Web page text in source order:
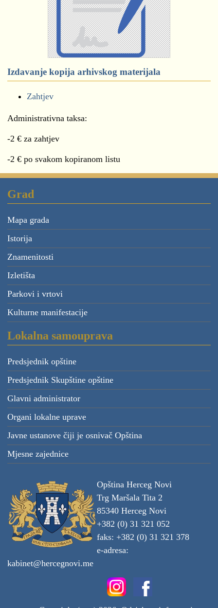
Izdavanje kopija arhivskog materijala
Zahtjev
Administrativna taksa:
-2 € za zahtjev
-2 € po svakom kopiranom listu
Grad
Mapa grada
Istorija
Znamenitosti
Izletišta
Parkovi i vrtovi
Kulturne manifestacije
Lokalna samouprava
Predsjednik opštine
Predsjednik Skupštine opštine
Glavni administrator
Organi lokalne uprave
Javne ustanove čiji je osnivač Opština
Mjesne zajednice
Opština Herceg Novi
Trg Maršala Tita 2
85340 Herceg Novi
+382 (0) 31 321 052
faks: +382 (0) 31 321 378
e-adresa:
kabinet@hercegnovi.me